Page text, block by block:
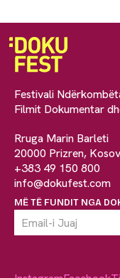
Festivali
Filmit Dokumentar
Rruga Marin Barleti
20000 Prizren,
+383 49 150 800
info@dokufest.com
MË TË FUNDIT NGA